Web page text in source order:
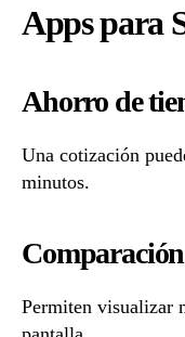
Apps para
Ahorro de
Una cotización
minutos.
Permiten visualizar